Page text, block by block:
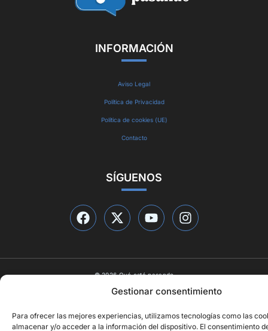
Gestionar consentimiento
Para ofrecer las mejores experiencias, utilizamos tecnologías como las
almacenar y/o acceder a la información del dispositivo. El consentimiento
INFORMACIÓN
Aviso Legal
Política de Privacidad
Política de cookies (UE)
Contacto
SÍGUENOS
© 2026 Qué está pasando
Diseño web porideasyletras.com